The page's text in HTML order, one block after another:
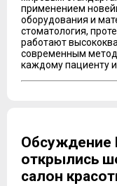
применением
оборудования и
стоматология,
работают
современным
каждому пациенту
Обсуждение
открылись
салон